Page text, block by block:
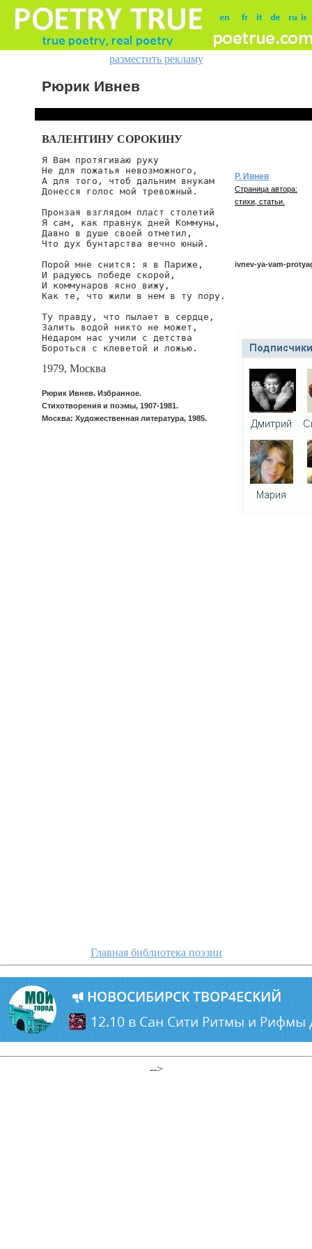
разместить рекламу
Рюрик Ивнев
ВАЛЕНТИНУ СОРОКИНУ
Я Вам протягиваю руку
Не для пожатья невозможного,
А для того, чтоб дальним внукам
Донесся голос мой тревожный.
Пронзая взглядом пласт столетий
Я сам, как правнук дней Коммуны,
Давно в душе своей отметил,
Что дух бунтарства вечно юный.
Порой мне снится: я в Париже,
И радуюсь победе скорой,
И коммунаров ясно вижу,
Как те, что жили в нем в ту пору.
Ту правду, что пылает в сердце,
Залить водой никто не может,
Недаром нас учили с детства
Бороться с клеветой и ложью.
1979, Москва
Рюрик Ивнев. Избранное.
Стихотворения и поэмы, 1907-1981.
Москва: Художественная литература, 1985.
Р. Ивнев
Страница автора:
стихи, статьи.
ivnev-ya-vam-
Главная библиотека поэзии
-->